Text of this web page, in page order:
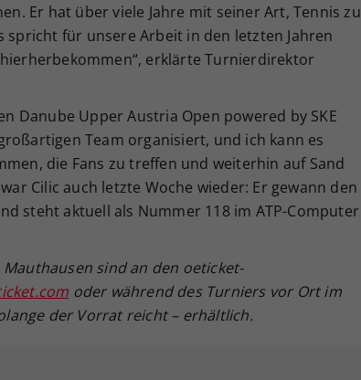
Er hat über viele Jahre mit seiner Art, Tennis zu
spricht für unsere Arbeit in den letzten Jahren
erklärte Turnierdirektor
Danube Upper Austria Open powered by SKE
Team organisiert, und ich kann es
die Fans zu treffen und weiterhin auf Sand
Cilic auch letzte Woche wieder: Er gewann den
steht aktuell als Nummer 118 im ATP-Computer
Mauthausen sind an den oeticket-
oder während des Turniers vor Ort im
der Vorrat reicht – erhältlich.